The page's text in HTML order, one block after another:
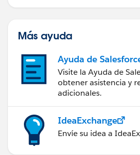
Más ayuda
Ayuda de
Visite la Ayuda de
obtener asistencia y
adicionales.
IdeaExchange
Envíe su idea a